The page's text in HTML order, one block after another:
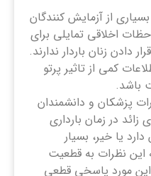
از آزمایش کنندگان
اخلاقی تمایلی برای
دادن زنان باردار ندارند.
کمی از تاثیر پرتو
باشد.
پزشکان و دانشمندان
زائد در زمان بارداری
یا خیر، بسیار
این نظرات به قطعیت
این مورد پاسخی قطعی